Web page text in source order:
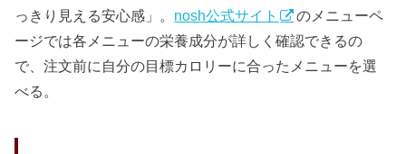
っきり見える安心感」。 nosh公式サイト
のメニューペ
ージでは各メニューの栄養成分が詳しく確認できるの
で、注文前に自分の目標カロリーに合ったメニューを選
べる。